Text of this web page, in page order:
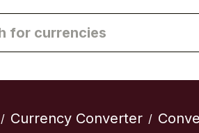
/ Currency Converter /